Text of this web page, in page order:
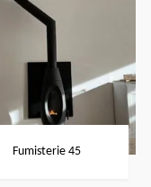
Fumisterie 45